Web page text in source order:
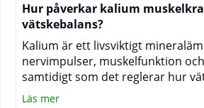
Hur påverkar kalium
vätskebalans?
Kalium är ett livsviktigt
nervimpulser, muskelfunktion
samtidigt som det reglerar hur
inne i och utanför cellerna. När
Läs mer